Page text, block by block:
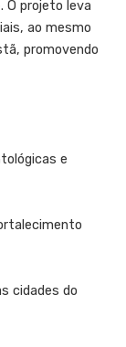
O projeto leva
ao mesmo
promovendo
e
cidades do